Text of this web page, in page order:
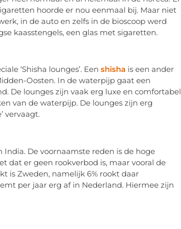
hoorde er nou eenmaal bij. Maar niet
in de auto en zelfs in de bioscoop werd
kaasstengels, een glas met sigaretten.
‘Shisha lounges’. Een shisha is een ander
Oosten. In de waterpijp gaat een
De lounges zijn vaak erg luxe en comfortabel
van de waterpijp. De lounges zijn erg
vervaagt.
De voornaamste reden is de hoge
dat er geen rookverbod is, maar vooral de
is Zweden, namelijk 6% rookt daar
per jaar erg af in Nederland. Hiermee zijn